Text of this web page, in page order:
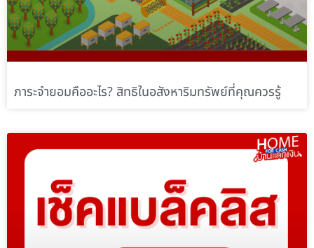
ภาระจำยอมคืออะไร? สิทธิในอสังหาริมทรัพย์ที่คุณควรรู้